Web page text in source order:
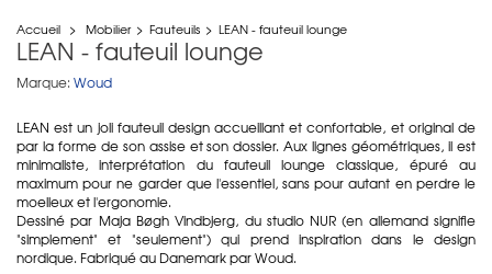
Accueil > Mobilier > Fauteuils > LEAN - fauteuil lounge
LEAN - fauteuil lounge
Marque: Woud
LEAN est un joli fauteuil design accueillant et confortable, et original de
par la forme de son assise et son dossier. Aux lignes géométriques, il est
minimaliste, interprétation du fauteuil lounge classique, épuré au
maximum pour ne garder que l'essentiel, sans pour autant en perdre le
moelleux et l'ergonomie.
Dessiné par Maja Bøgh Vindbjerg, du studio NUR (en allemand signifie
"simplement" et "seulement") qui prend inspiration dans le design
nordique. Fabriqué au Danemark par Woud.